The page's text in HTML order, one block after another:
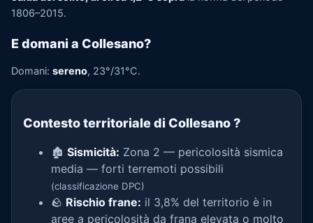
1806–2015.
E domani a Collesano?
Domani: sereno, 23°/31°C.
Contesto territoriale di Collesano?
🏚️ Sismicità: Zona 2 — pericolosità sismica
media — forti terremoti possibili
(classificazione DPC)
🪨 Rischio frane: il 3,8% del territorio è in
aree a pericolosità da frana elevata o molto